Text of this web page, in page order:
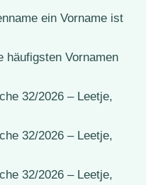
ein Vorname ist
häufigsten Vornamen
32/2026 – Leetje,
32/2026 – Leetje,
32/2026 – Leetje,